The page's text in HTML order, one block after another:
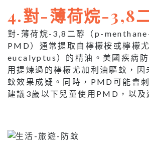
4.對-薄荷烷-3,8
對-薄荷烷-3,8二醇（p-
PMD）通常提取自檸檬桉或檸檬
eucalyptus）的精油。美國疾病
用提煉過的檸檬尤加利油驅蚊，因
蚊效果成疑。同時，PMD可能會
建議3歲以下兒童使用PMD，以及